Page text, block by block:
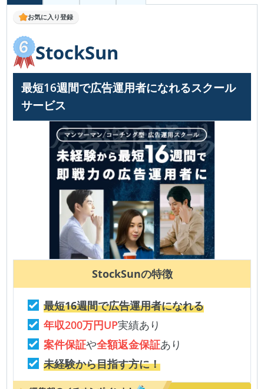
お気に入り登録
StockSun
最短16週間で広告運用者になれるスクール
サービス
StockSunの特徴
最短16週間で広告運用者になれる
年収200万円UP実績あり
案件保証や全額返金保証あり
未経験から目指す方に！